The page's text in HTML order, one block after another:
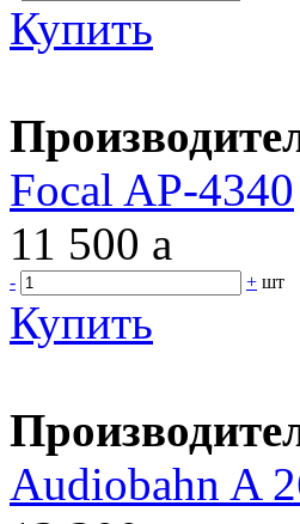
Купить
Focal AP-4340
11 500 a
- + шт
Купить
Audiobahn A